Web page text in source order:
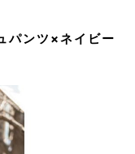
パンツ×ネイビー